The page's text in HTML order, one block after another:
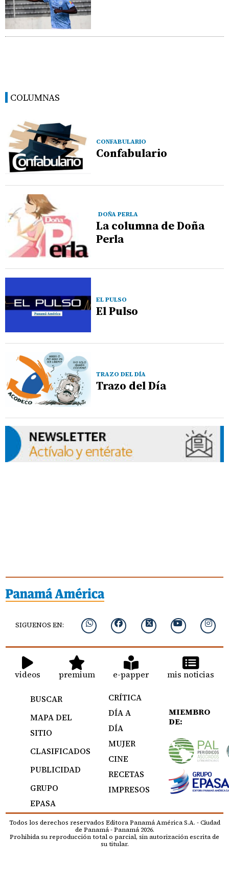
COLUMNAS
CONFABULARIO
Confabulario
DOÑA PERLA
La columna de Doña
Perla
EL PULSO
El Pulso
TRAZO DEL DÍA
Trazo del Día
SIGUENOS EN:
videos premium e-papper mis noticias
BUSCAR
MAPA DEL
SITIO
CLASIFICADOS
PUBLICIDAD
GRUPO
EPASA
CRÍTICA
DÍA A
DÍA
MUJER
CINE
RECETAS
IMPRESOS
MIEMBRO
DE:
Todos los derechos reservados Editora Panamá América S.A. - Ciudad
de Panamá - Panamá 2026.
Prohibida su reproducción total o parcial, sin autorización escrita de
su titular.